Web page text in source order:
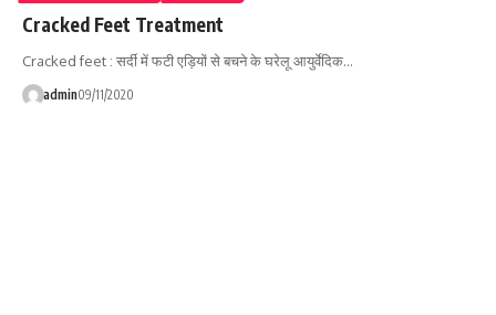
Cracked Feet Treatment
Cracked feet : सर्दी में फटी एड़ियों से बचने के घरेलू आयुर्वेदिक…
admin09/11/2020